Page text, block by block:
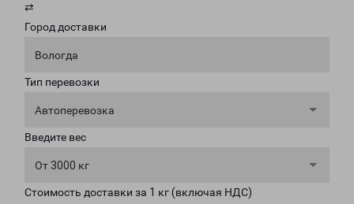
⇄
Город доставки
Вологда
Тип перевозки
Автоперевозка
Введите вес
От 3000 кг
Стоимость доставки за 1 кг (включая НДС)